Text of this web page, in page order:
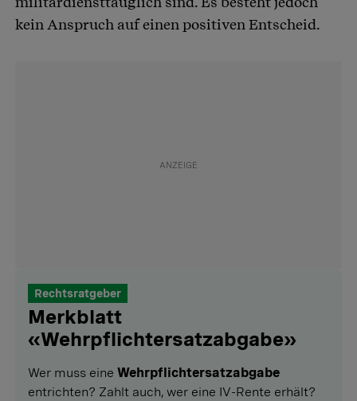
kein Anspruch auf einen positiven Entscheid.
Rechtsratgeber
Merkblatt
«Wehrpflichtersatzabgabe»
Wer muss eine Wehrpflichtersatzabgabe
entrichten? Zahlt auch, wer eine IV-Rente erhält?